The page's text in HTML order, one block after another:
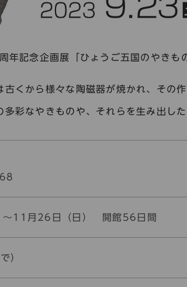
記念企画展「ひょうご五国のやきも
くから様々な陶磁器が焼かれ、その
彩なやきものや、それらを生み出し
11月26日（日） 開館56日間
）